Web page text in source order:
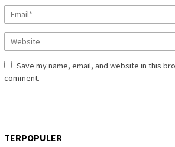
Save my name, email, and website in this
comment.
TERPOPULER